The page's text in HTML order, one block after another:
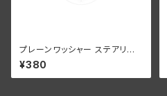
プレーンワッシャー ステアリン
グダンパー 上側 スモール ハー
レーダビッドソン 全スプリンガ
ーモデル
¥380